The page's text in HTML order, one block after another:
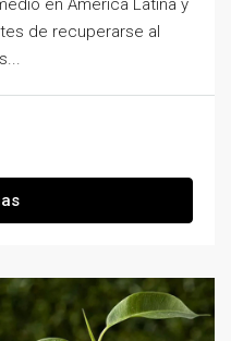
en América Latina y
de recuperarse al